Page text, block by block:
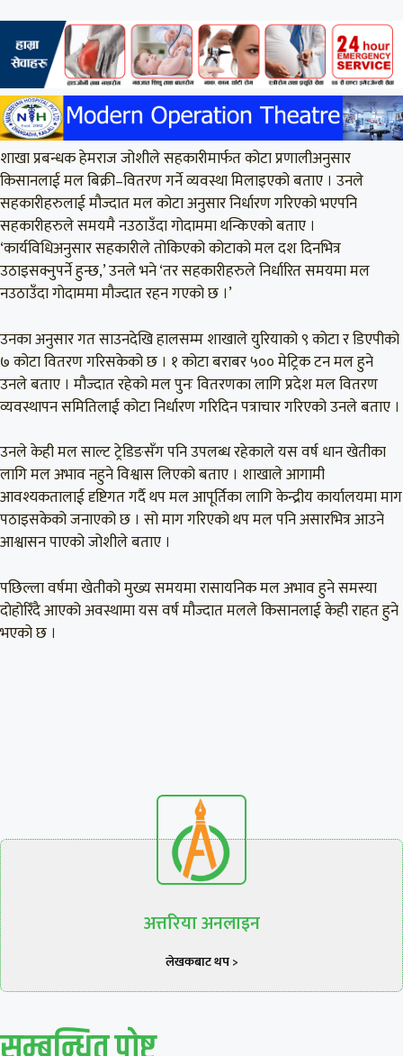
शाखा प्रबन्धक हेमराज जोशीले सहकारीमार्फत कोटा प्रणालीअनुसार
किसानलाई मल बिक्री–वितरण गर्ने व्यवस्था मिलाइएको बताए । उनले
सहकारीहरुलाई मौज्दात मल कोटा अनुसार निर्धारण गरिएको भएपनि
सहकारीहरुले समयमै नउठाउँदा गोदाममा थन्किएको बताए ।
‘कार्यविधिअनुसार सहकारीले तोकिएको कोटाको मल दश दिनभित्र
उठाइसक्नुपर्ने हुन्छ,’ उनले भने ‘तर सहकारीहरुले निर्धारित समयमा मल
नउठाउँदा गोदाममा मौज्दात रहन गएको छ ।’
उनका अनुसार गत साउनदेखि हालसम्म शाखाले युरियाको ९ कोटा र डिएपीको
७ कोटा वितरण गरिसकेको छ । १ कोटा बराबर ५०० मेट्रिक टन मल हुने
उनले बताए । मौज्दात रहेको मल पुनः वितरणका लागि प्रदेश मल वितरण
व्यवस्थापन समितिलाई कोटा निर्धारण गरिदिन पत्राचार गरिएको उनले बताए ।
उनले केही मल साल्ट ट्रेडिङसँग पनि उपलब्ध रहेकाले यस वर्ष धान खेतीका
लागि मल अभाव नहुने विश्वास लिएको बताए । शाखाले आगामी
आवश्यकतालाई दृष्टिगत गर्दै थप मल आपूर्तिका लागि केन्द्रीय कार्यालयमा माग
पठाइसकेको जनाएको छ । सो माग गरिएको थप मल पनि असारभित्र आउने
आश्वासन पाएको जोशीले बताए ।
पछिल्ला वर्षमा खेतीको मुख्य समयमा रासायनिक मल अभाव हुने समस्या
दोहोरिँदै आएको अवस्थामा यस वर्ष मौज्दात मलले किसानलाई केही राहत हुने
भएको छ ।
अत्तरिया अनलाइन
लेखकबाट थप >